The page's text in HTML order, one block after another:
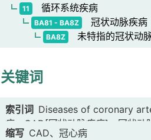
11 循环系统疾病
BA81 - BA8Z 冠状动脉疾病
BA8Z 未特指的冠状动
关键词
索引词 Diseases of coronary
病、CAD[冠状动脉疾病]、冠状动
缩写 CAD、冠心病